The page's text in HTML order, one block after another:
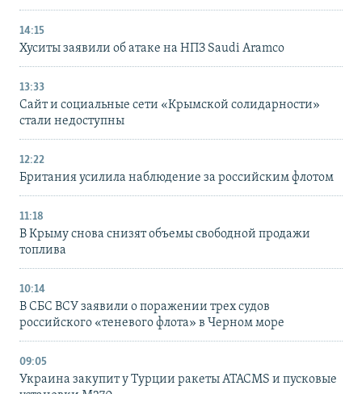
14:15
Хуситы заявили об атаке на НПЗ Saudi Aramco
13:33
Сайт и социальные сети «Крымской солидарности»
стали недоступны
12:22
Британия усилила наблюдение за российским флотом
11:18
В Крыму снова снизят объемы свободной продажи
топлива
10:14
В СБС ВСУ заявили о поражении трех судов
российского «теневого флота» в Черном море
09:05
Украина закупит у Турции ракеты ATACMS и пусковые